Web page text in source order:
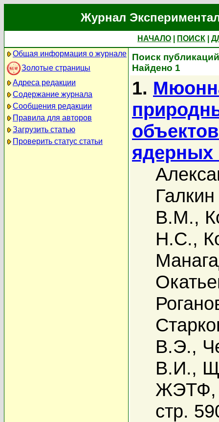
Журнал
НАЧАЛО ПОИСК
Общая информация о журнале
Золотые страницы
Адреса редакции
Содержание журнала
Сообщения редакции
Правила для авторов
Загрузить статью
Проверить статус статьи
Поиск
Найдено 1
1.
ядерных
В.М.,
Н.С.,
В.Э.,
В.И.,
ЖЭТФ,
стр.